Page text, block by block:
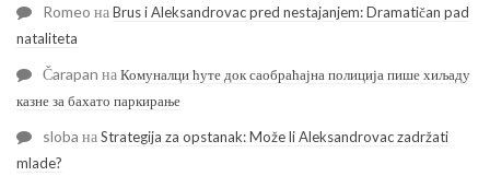
Romeo наBrus i Aleksandrovac pred nestajanjem: Dramatičan pad
nataliteta
Čarapan наКомуналци ћуте док саобраћајна полиција пише хиљаду
казне за бахато паркирање
sloba наStrategija za opstanak: Može li Aleksandrovac zadržati
mlade?